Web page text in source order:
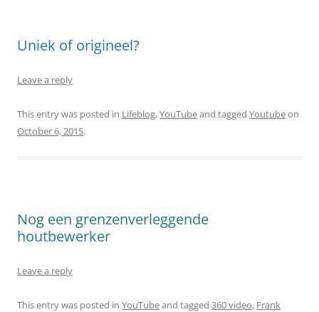
Uniek of origineel?
Leave a reply
This entry was posted in Lifeblog,YouTubeand tagged Youtubeon
October 6, 2015.
Nog een grenzenverleggende
houtbewerker
Leave a reply
This entry was posted in YouTubeand tagged 360 video, Frank